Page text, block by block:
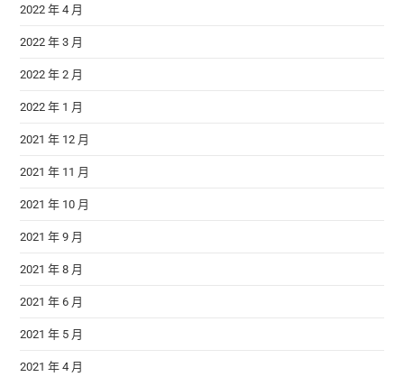
2022 年 4 月
2022 年 3 月
2022 年 2 月
2022 年 1 月
2021 年 12 月
2021 年 11 月
2021 年 10 月
2021 年 9 月
2021 年 8 月
2021 年 6 月
2021 年 5 月
2021 年 4 月